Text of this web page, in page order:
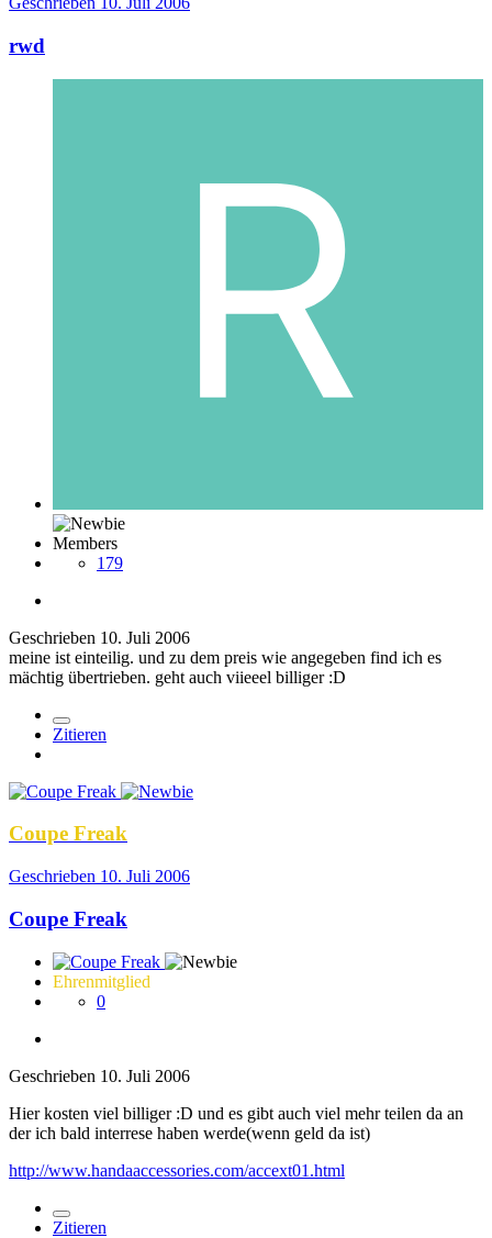
rwd
Members
179
Geschrieben 10. Juli 2006
meine ist einteilig. und zu dem preis wie angegeben find ich es
mächtig übertrieben. geht auch viieeel billiger :D
Zitieren
Coupe Freak
Geschrieben 10. Juli 2006
Coupe Freak
Ehrenmitglied
0
Geschrieben 10. Juli 2006
Hier kosten viel billiger :D und es gibt auch viel mehr teilen da an
der ich bald interrese haben werde(wenn geld da ist)
http://www.handaaccessories.com/accext01.html
Zitieren